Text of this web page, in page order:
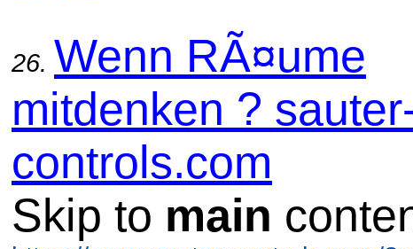
26. Wenn RÃ¤ume
mitdenken ?
controls.com
Skip to main